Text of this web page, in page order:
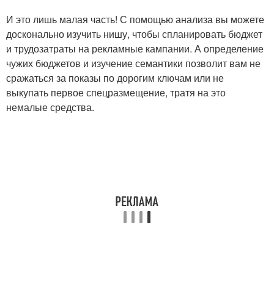
И это лишь малая часть! С помощью анализа вы можете
досконально изучить нишу, чтобы спланировать бюджет
и трудозатраты на рекламные кампании. А определение
чужих бюджетов и изучение семантики позволит вам не
сражаться за показы по дорогим ключам или не
выкупать первое спецразмещение, тратя на это
немалые средства.